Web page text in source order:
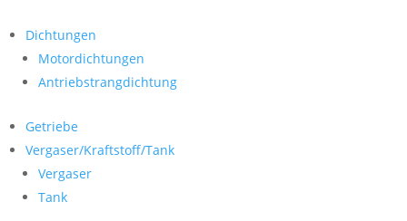
Dichtungen
Motordichtungen
Antriebstrangdichtung
Getriebe
Vergaser/Kraftstoff/Tank
Vergaser
Tank